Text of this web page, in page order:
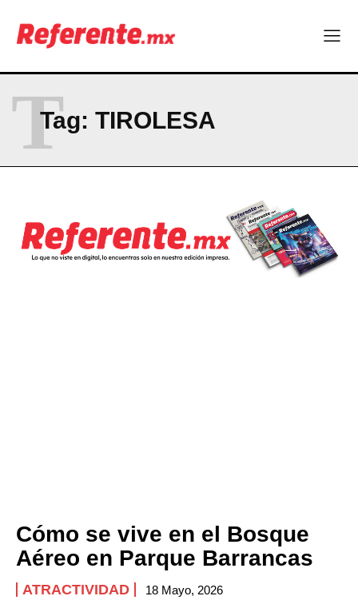
Tag: TIROLESA
T
Cómo se vive en el Bosque
Aéreo en Parque Barrancas
ATRACTIVIDAD 18 Mayo, 2026